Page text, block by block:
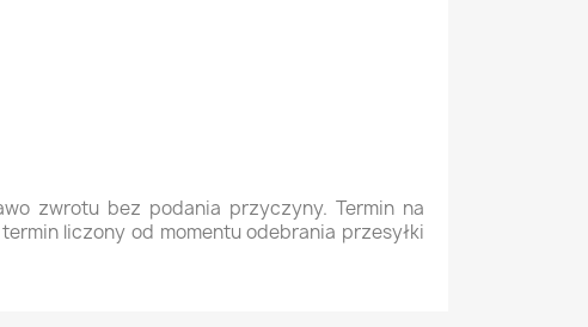
zwrotu bez podania przyczyny. Termin na
liczony od momentu odebrania przesyłki